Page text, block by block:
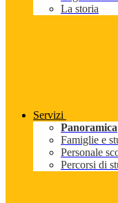
La storia
Servizi
Panoramica
Famiglie e
Personale
Percorsi di